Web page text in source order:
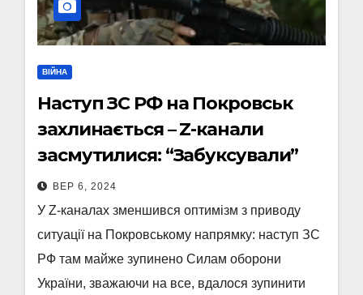
ВІЙНА
Наступ ЗС РФ на Покровськ
захлинається – Z-канали
засмутилися: “Забуксували”
ВЕР 6, 2024
У Z-каналах зменшився оптимізм з приводу
ситуації на Покровському напрямку: наступ ЗС
РФ там майже зупинено Силам оборони
України, зважаючи на все, вдалося зупинити